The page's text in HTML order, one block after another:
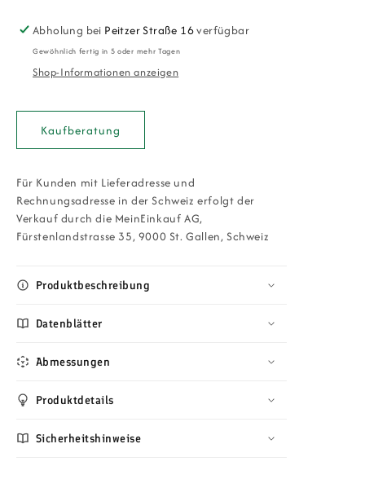
Manuel
Bequemer
Hochlehner
Armlehnen
für
Senioren
Pflege
Manuel
Bequemer
Hochlehner
Armlehnen
für
Senioren
Pflege
Abholung bei Peitzer Straße 16verfügbar
Gewöhnlich fertig in 5 oder mehr Tagen
Shop-Informationen anzeigen
Kaufberatung
Für Kunden mit Lieferadresse und
Rechnungsadresse in der Schweiz erfolgt der
Verkauf durch die MeinEinkauf AG,
Fürstenlandstrasse 35, 9000 St. Gallen, Schweiz
Produktbeschreibung
Datenblätter
Abmessungen
Produktdetails
Sicherheitshinweise